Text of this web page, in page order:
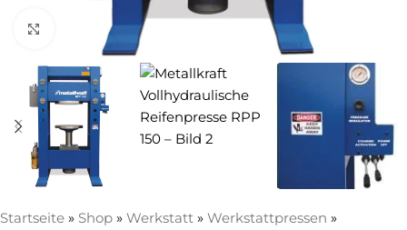
Zum Vergrößern anklicken
Startseite » Shop » Werkstatt » Werkstattpressen »